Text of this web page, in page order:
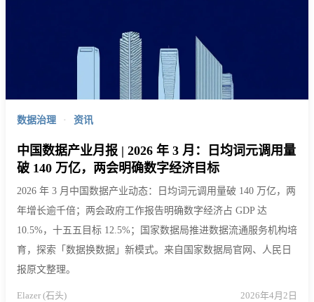
数据治理 · 资讯
中国数据产业月报 | 2026 年 3 月：日均词元调用量
破 140 万亿，两会明确数字经济目标
2026 年 3 月中国数据产业动态：日均词元调用量破 140 万亿，两
年增长逾千倍；两会政府工作报告明确数字经济占 GDP 达
10.5%，十五五目标 12.5%；国家数据局推进数据流通服务机构培
育，探索「数据换数据」新模式。来自国家数据局官网、人民日
报原文整理。
Elazer (石头) 2026年4月2日